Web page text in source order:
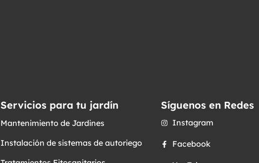
Servicios para tu jardín
Mantenimiento de Jardines
Instalación de sistemas de autoriego
Síguenos en Redes
Instagram
Facebook